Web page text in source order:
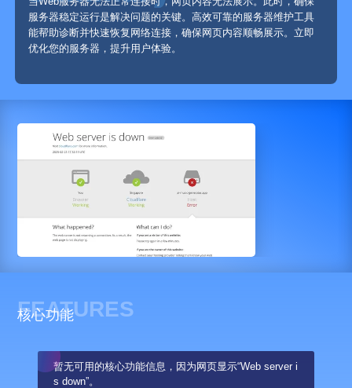
服务器稳定运行是解决问题的关键。高效可靠的服务器维护工具
能帮助诊断并快速恢复网络连接，确保网页内容顺畅展示。立即
优化您的服务器，提升用户体验。
FEATURES
核心功能
暂无可用的核心功能信息，因为网页显示“Web server i
s down”。